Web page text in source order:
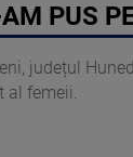
PUS
județul
al femeii.